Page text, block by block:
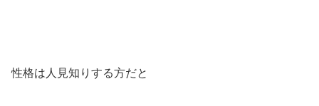
性格は人見知りする方だと